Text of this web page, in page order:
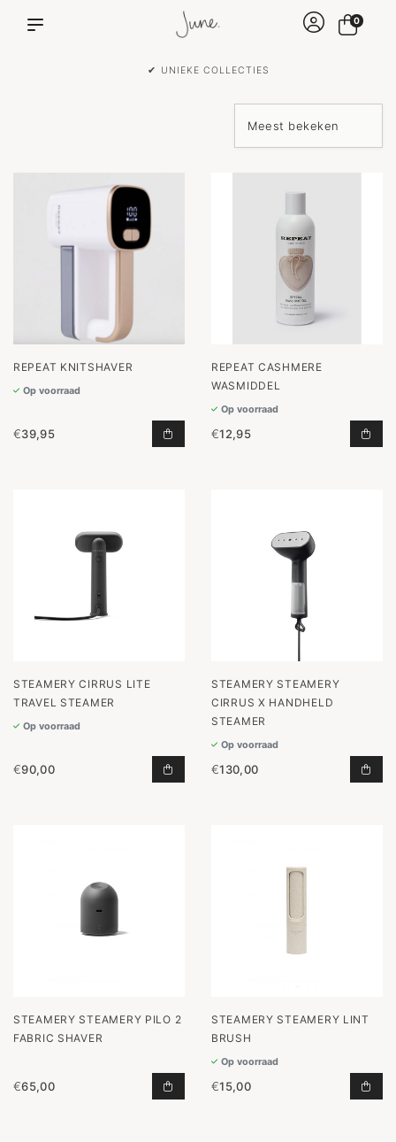
✔ VOOR 15:00 BESTELD IS DEZELFDE DAG VERZONDEN!
0
REPEAT KNITSHAVER
Op voorraad
€39,95 KNITSHAVER TOEVOEGEN AAN
REPEAT CASHMERE
WASMIDDEL
Op voorraad
€12,95
STEAMERY CIRRUS LITE
TRAVEL STEAMER
Op voorraad
€90,00 CIRRUS LITE TRAVEL STEAMER
STEAMERY STEAMERY
CIRRUS X HANDHELD
STEAMER
Op voorraad
€130,00
STEAMERY STEAMERY PILO 2
FABRIC SHAVER
€65,00 STEAMERY PILO 2 FABRIC SHAVER
STEAMERY STEAMERY LINT
BRUSH
Op voorraad
€15,00